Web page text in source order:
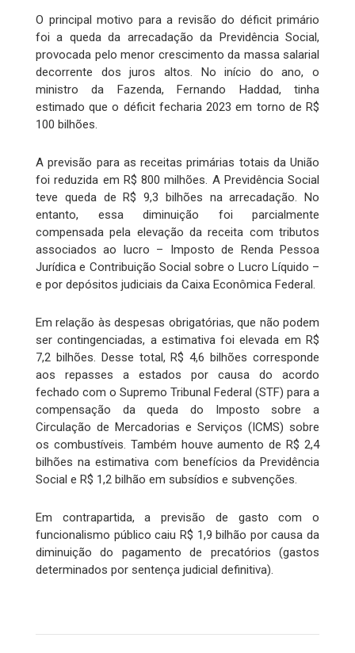
O principal motivo para a revisão do déficit primário
foi a queda da arrecadação da Previdência Social,
provocada pelo menor crescimento da massa salarial
decorrente dos juros altos. No início do ano, o
ministro da Fazenda, Fernando Haddad, tinha
estimado que o déficit fecharia 2023 em torno de R$
100 bilhões.
A previsão para as receitas primárias totais da União
foi reduzida em R$ 800 milhões. A Previdência Social
teve queda de R$ 9,3 bilhões na arrecadação. No
entanto, essa diminuição foi parcialmente
compensada pela elevação da receita com tributos
associados ao lucro – Imposto de Renda Pessoa
Jurídica e Contribuição Social sobre o Lucro Líquido –
e por depósitos judiciais da Caixa Econômica Federal.
Em relação às despesas obrigatórias, que não podem
ser contingenciadas, a estimativa foi elevada em R$
7,2 bilhões. Desse total, R$ 4,6 bilhões corresponde
aos repasses a estados por causa do acordo
fechado com o Supremo Tribunal Federal (STF) para a
compensação da queda do Imposto sobre a
Circulação de Mercadorias e Serviços (ICMS) sobre
os combustíveis. Também houve aumento de R$ 2,4
bilhões na estimativa com benefícios da Previdência
Social e R$ 1,2 bilhão em subsídios e subvenções.
Em contrapartida, a previsão de gasto com o
funcionalismo público caiu R$ 1,9 bilhão por causa da
diminuição do pagamento de precatórios (gastos
determinados por sentença judicial definitiva).